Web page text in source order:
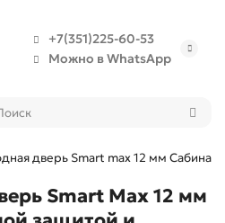
+7(351)225-60-53
Можно в WhatsApp
дверь Smart max 12 мм Сабина
Smart Max 12 мм